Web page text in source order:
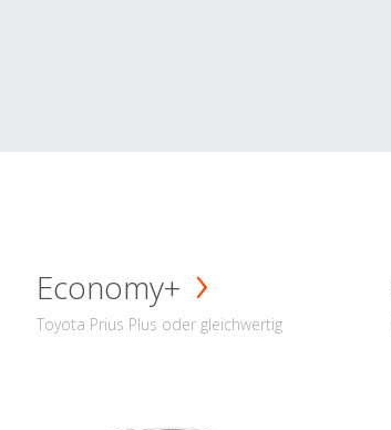
Economy+
Toyota Prius Plus oder gleichwertig